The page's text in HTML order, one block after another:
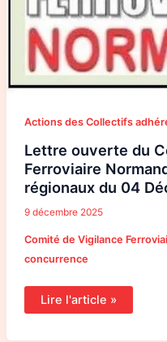
Actions des Collectifs
Lettre ouverte du
Ferroviaire
régionaux du 04
9 décembre 2025
Comité de Vigilance
concurrence
Lire l'article »